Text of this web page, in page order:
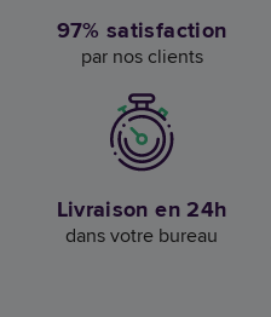
97% satisfaction
par nos clients
Livraison en 24h
dans votre bureau